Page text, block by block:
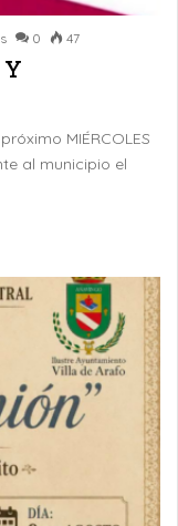
0 47
Y
MIÉRCOLES
al municipio el